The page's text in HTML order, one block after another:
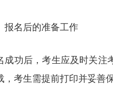
报名后的准备工作
成功后，考生应及时关注
，考生需提前打印并妥善